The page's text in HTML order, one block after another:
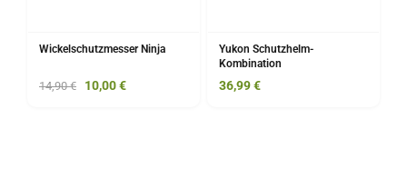
Wickelschutzmesser Ninja
14,90€ 10,00€
Yukon Schutzhelm-
Kombination
36,99€